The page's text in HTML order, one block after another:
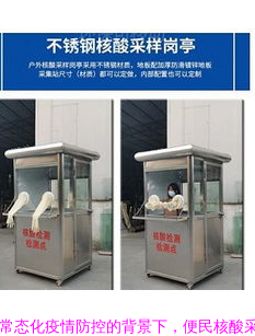
态化疫情防控的背景下，便民核酸